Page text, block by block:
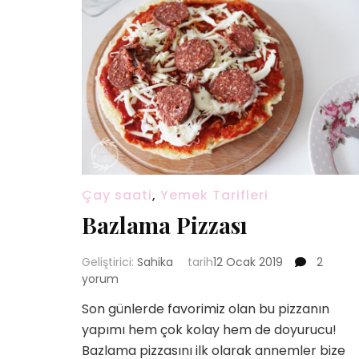
Çay saati, Yemek Tarifleri
Bazlama Pizzası
Geliştirici: Sahika tarih12 Ocak 2019
2
yorum
Son günlerde favorimiz olan bu pizzanın
yapımı hem çok kolay hem de doyurucu!
Bazlama pizzasını ilk olarak annemler bize